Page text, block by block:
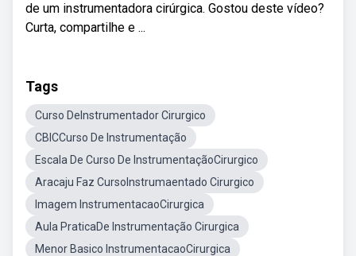
de um instrumentadora cirúrgica. Gostou deste vídeo?
Curta, compartilhe e ...
Tags
Curso DeInstrumentador Cirurgico
CBICCurso De Instrumentação
Escala De Curso De InstrumentaçãoCirurgico
Aracaju Faz CursoInstrumaentado Cirurgico
Imagem InstrumentacaoCirurgica
Aula PraticaDe Instrumentação Cirurgica
Menor Basico InstrumentacaoCirurgica